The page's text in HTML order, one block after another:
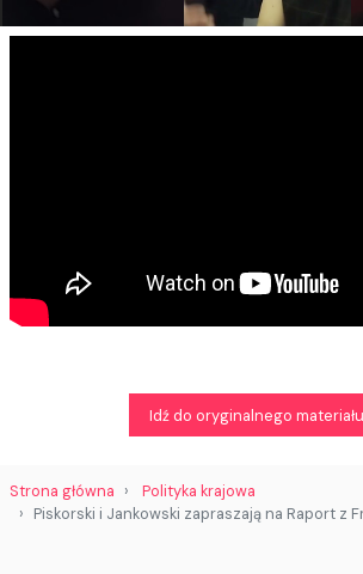
Idź do oryginalnego materiału
Strona główna
Polityka krajowa
Piskorski i Jankowski zapraszają na Raport z